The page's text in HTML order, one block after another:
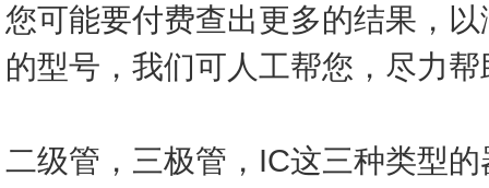
您可能要付费查出更多的结果，
的型号，我们可人工帮您，尽力
二级管，三极管，IC这三种类型